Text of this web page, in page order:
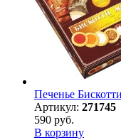
Печенье
Артикул: 271745
590 руб.
В корзину